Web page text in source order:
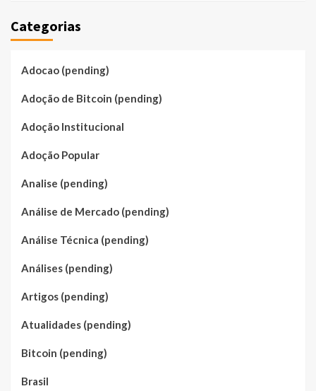
Categorias
Adocao (pending)
Adoção de Bitcoin (pending)
Adoção Institucional
Adoção Popular
Analise (pending)
Análise de Mercado (pending)
Análise Técnica (pending)
Análises (pending)
Artigos (pending)
Atualidades (pending)
Bitcoin (pending)
Brasil